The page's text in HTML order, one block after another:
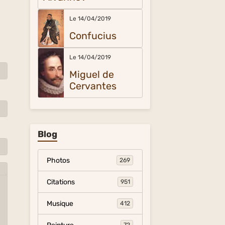
Le 14/04/2019
Confucius
Le 14/04/2019
Miguel de
Cervantes
Blog
Photos 269
Citations 951
Musique 412